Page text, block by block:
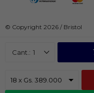
1
© Copyright 2026 / Bristol